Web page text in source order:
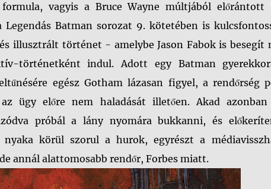
vagyis a Bruce Wayne múltjából
Batman sorozat 9. kötetében is
illusztrált történet - amelybe Jason Fabok is besegít
történetként indul. Adott egy Batman
egész Gotham lázasan figyel, a rendőrség
ügy előre nem haladását illetően. Akad
próbál a lány nyomára bukkanni, és
nyaka körül szorul a hurok, egyrészt a
annál alattomosabb rendőr, Forbes miatt.